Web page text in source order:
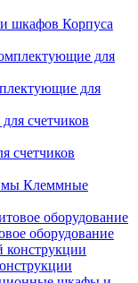
Корпуса
для
счетчиков
Клеммные
оборудование